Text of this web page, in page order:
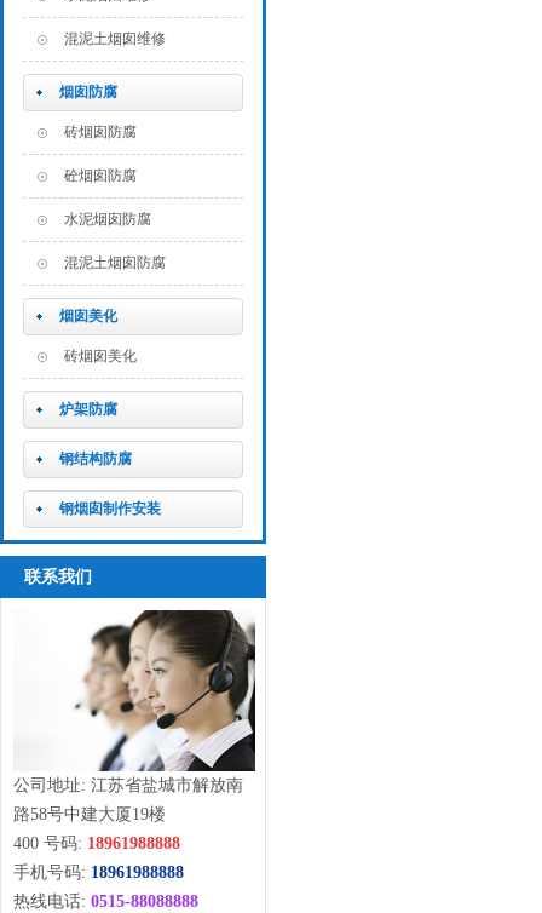
混泥土烟囱维修
烟囱防腐
砖烟囱防腐
砼烟囱防腐
水泥烟囱防腐
混泥土烟囱防腐
烟囱美化
砖烟囱美化
炉架防腐
钢结构防腐
钢烟囱制作安装
联系我们
公司地址: 江苏省盐城市解放南
路58号中建大厦19楼
400 号码: 18961988888
手机号码: 18961988888
热线电话: 0515-88088888